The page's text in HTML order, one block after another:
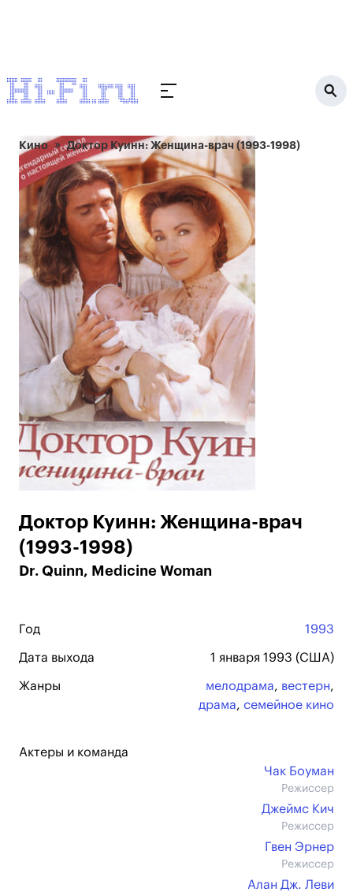
Кино Доктор Куинн: Женщина-врач (1993-1998)
Доктор Куинн: Женщина-врач
(1993-1998)
Dr. Quinn, Medicine Woman
Год 1993
Дата выхода 1 января 1993 (США)
Жанры мелодрама, вестерн,
драма, семейное кино
Актеры и команда
Чак Боуман
Режиссер
Джеймс Кич
Режиссер
Гвен Эрнер
Режиссер
Алан Дж. Леви